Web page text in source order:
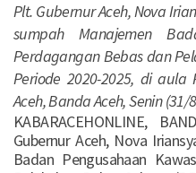
Plt. Gubernur Aceh, Nova
sumpah Manajemen
Perdagangan Bebas dan
Periode 2020-2025, di aula
Aceh, Banda Aceh, Senin (31/
KABARACEHONLINE,
Gubernur Aceh, Nova
Badan Pengusahaan